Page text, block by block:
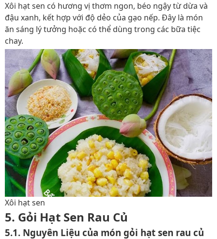
Xôi hạt sen có hương vị thơm ngon, béo ngậy từ dừa và
đậu xanh, kết hợp với độ dẻo của gạo nếp. Đây là món
ăn sáng lý tưởng hoặc có thể dùng trong các bữa tiệc
chay.
Xôi hạt sen
5. Gỏi Hạt Sen Rau Củ
5.1. Nguyên Liệu của món gỏi hạt sen rau củ